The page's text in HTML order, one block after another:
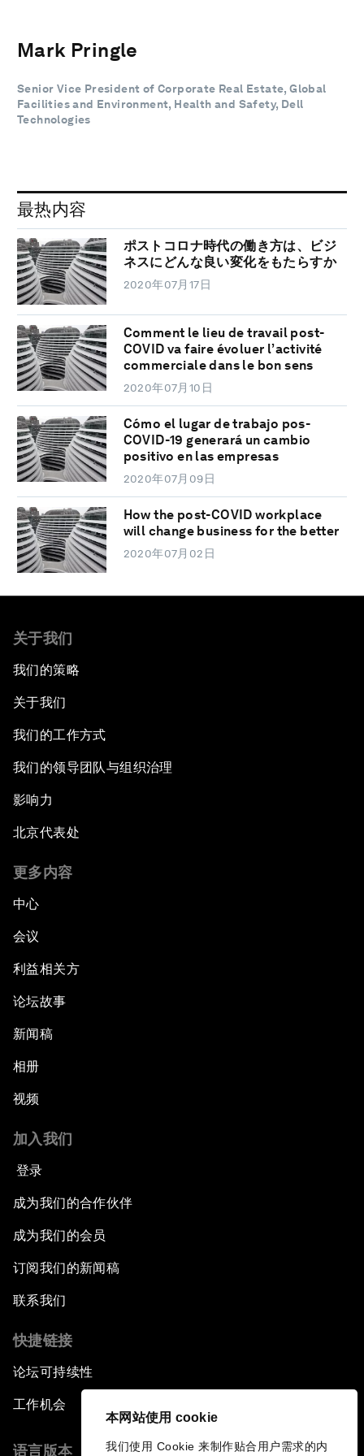
本网站使用 cookie
我们使用 Cookie 来制作贴合用户需求的内
Mark Pringle
Senior Vice President of Corporate Real Estate, Global
Facilities and Environment, Health and Safety, Dell
Technologies
最热内容
ポストコロナ時代の働き方は、ビジ
ネスにどんな良い変化をもたらすか
2020年07月17日
Comment le lieu de travail post-
COVID va faire évoluer l’activité
commerciale dans le bon sens
2020年07月10日
Cómo el lugar de trabajo pos-
COVID-19 generará un cambio
positivo en las empresas
2020年07月09日
How the post-COVID workplace
will change business for the better
2020年07月02日
关于我们
我们的策略
关于我们
我们的工作方式
我们的领导团队与组织治理
影响力
北京代表处
更多内容
中心
会议
利益相关方
论坛故事
新闻稿
相册
视频
加入我们
登录
成为我们的合作伙伴
成为我们的会员
订阅我们的新闻稿
联系我们
快捷链接
论坛可持续性
工作机会
语言版本